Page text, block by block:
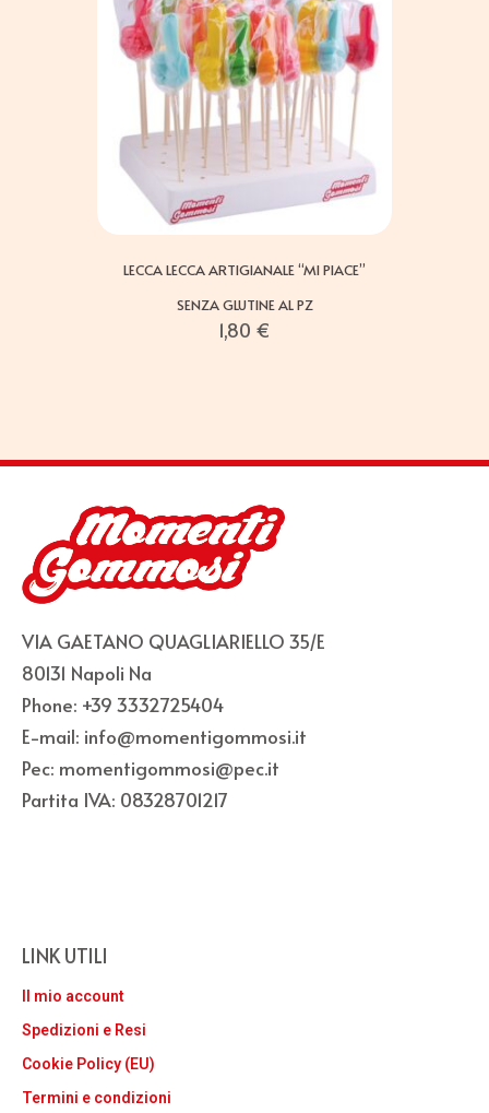
LECCA LECCA ARTIGIANALE “MI PIACE”
SENZA GLUTINE AL PZ
1,80 €
VIA GAETANO QUAGLIARIELLO 35/E
80131 Napoli Na
Phone: +39 3332725404
E-mail: info@momentigommosi.it
Pec: momentigommosi@pec.it
Partita IVA: 08328701217
LINK UTILI
Il mio account
Spedizioni e Resi
Cookie Policy (EU)
Termini e condizioni